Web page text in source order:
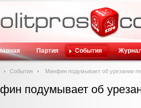
Партия События
События Минфин подумывает об урезании
подумывает об